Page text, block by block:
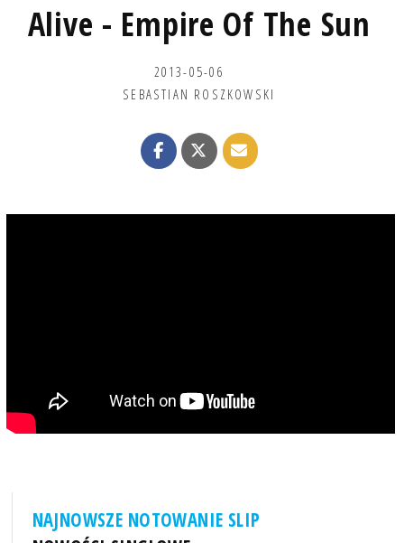
Alive - Empire Of The Sun
2013-05-06
SEBASTIAN ROSZKOWSKI
NAJNOWSZE NOTOWANIE SLIP